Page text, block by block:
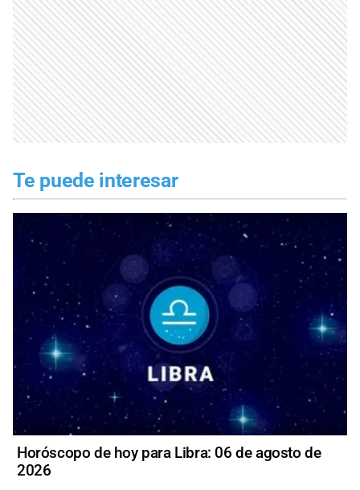
Te puede interesar
Horóscopo de hoy para Libra: 06 de agosto de
2026